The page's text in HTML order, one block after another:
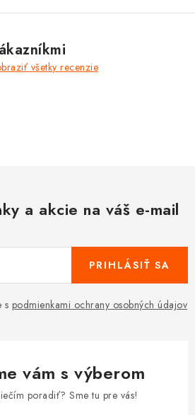
všetky recenzie
a akcie na váš e-mail
s podmienkami ochrany osobných údajov
PRIHLÁSIŤ SA
vám s výberom
poradiť? Sme tu pre vás!